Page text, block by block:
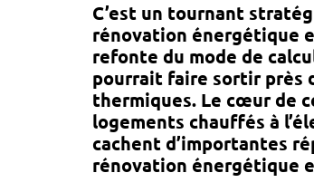
C’est un tournant
rénovation énergétique
refonte du mode de
pourrait faire sortirprès
thermiques. Le cœur de
logements chauffés à
cachent d’importantes
rénovation énergétique